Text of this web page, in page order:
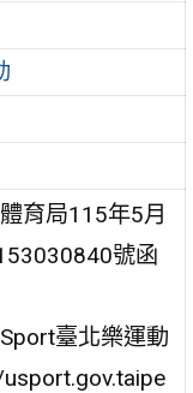
育局115年5月
號函
臺北樂運動